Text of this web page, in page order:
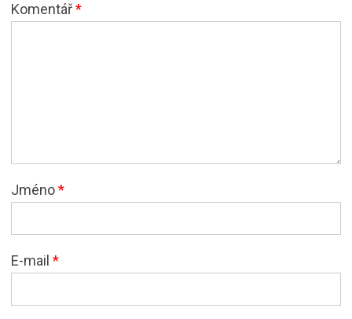
Komentář*
Jméno*
E-mail *